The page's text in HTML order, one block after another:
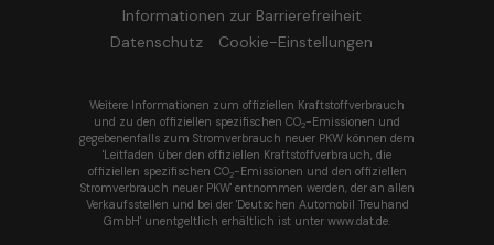
Informationen zur Barrierefreiheit
Datenschutz
Cookie-Einstellungen
Weitere Informationen zum offiziellen Kraftstoffverbrauch
und zu den offiziellen spezifischen CO2-Emissionen und
gegebenenfalls zum Stromverbrauch neuer PKW können dem
'Leitfaden über den offiziellen Kraftstoffverbrauch, die
offiziellen spezifischen CO2-Emissionen und den offiziellen
Stromverbrauch neuer PKW' entnommen werden, der an allen
Verkaufsstellen und bei der 'Deutschen Automobil Treuhand
GmbH' unentgeltlich erhältlich ist unter www.dat.de.